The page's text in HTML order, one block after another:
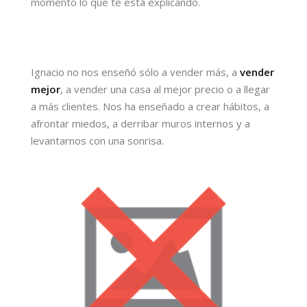
Ignacio no nos enseñó sólo a vender más, a vender
mejor, a vender una casa al mejor precio o a llegar
a más clientes. Nos ha enseñado a crear hábitos, a
afrontar miedos, a derribar muros internos y a
levantarnos con una sonrisa.